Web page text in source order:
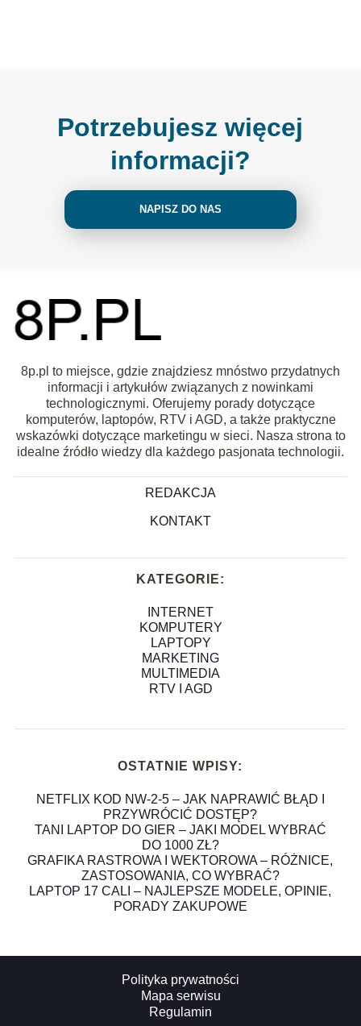
Potrzebujesz więcej
informacji?
NAPISZ DO NAS
8p.pl to miejsce, gdzie znajdziesz mnóstwo przydatnych
informacji i artykułów związanych z nowinkami
technologicznymi. Oferujemy porady dotyczące
komputerów, laptopów, RTV i AGD, a także praktyczne
wskazówki dotyczące marketingu w sieci. Nasza strona to
idealne źródło wiedzy dla każdego pasjonata technologii.
REDAKCJA
KONTAKT
KATEGORIE:
INTERNET
KOMPUTERY
LAPTOPY
MARKETING
MULTIMEDIA
RTV I AGD
OSTATNIE WPISY:
NETFLIX KOD NW-2-5 – JAK NAPRAWIĆ BŁĄD I
PRZYWRÓCIĆ DOSTĘP?
TANI LAPTOP DO GIER – JAKI MODEL WYBRAĆ
DO 1000 ZŁ?
GRAFIKA RASTROWA I WEKTOROWA – RÓŻNICE,
ZASTOSOWANIA, CO WYBRAĆ?
LAPTOP 17 CALI – NAJLEPSZE MODELE, OPINIE,
PORADY ZAKUPOWE
Polityka prywatności
Mapa serwisu
Regulamin